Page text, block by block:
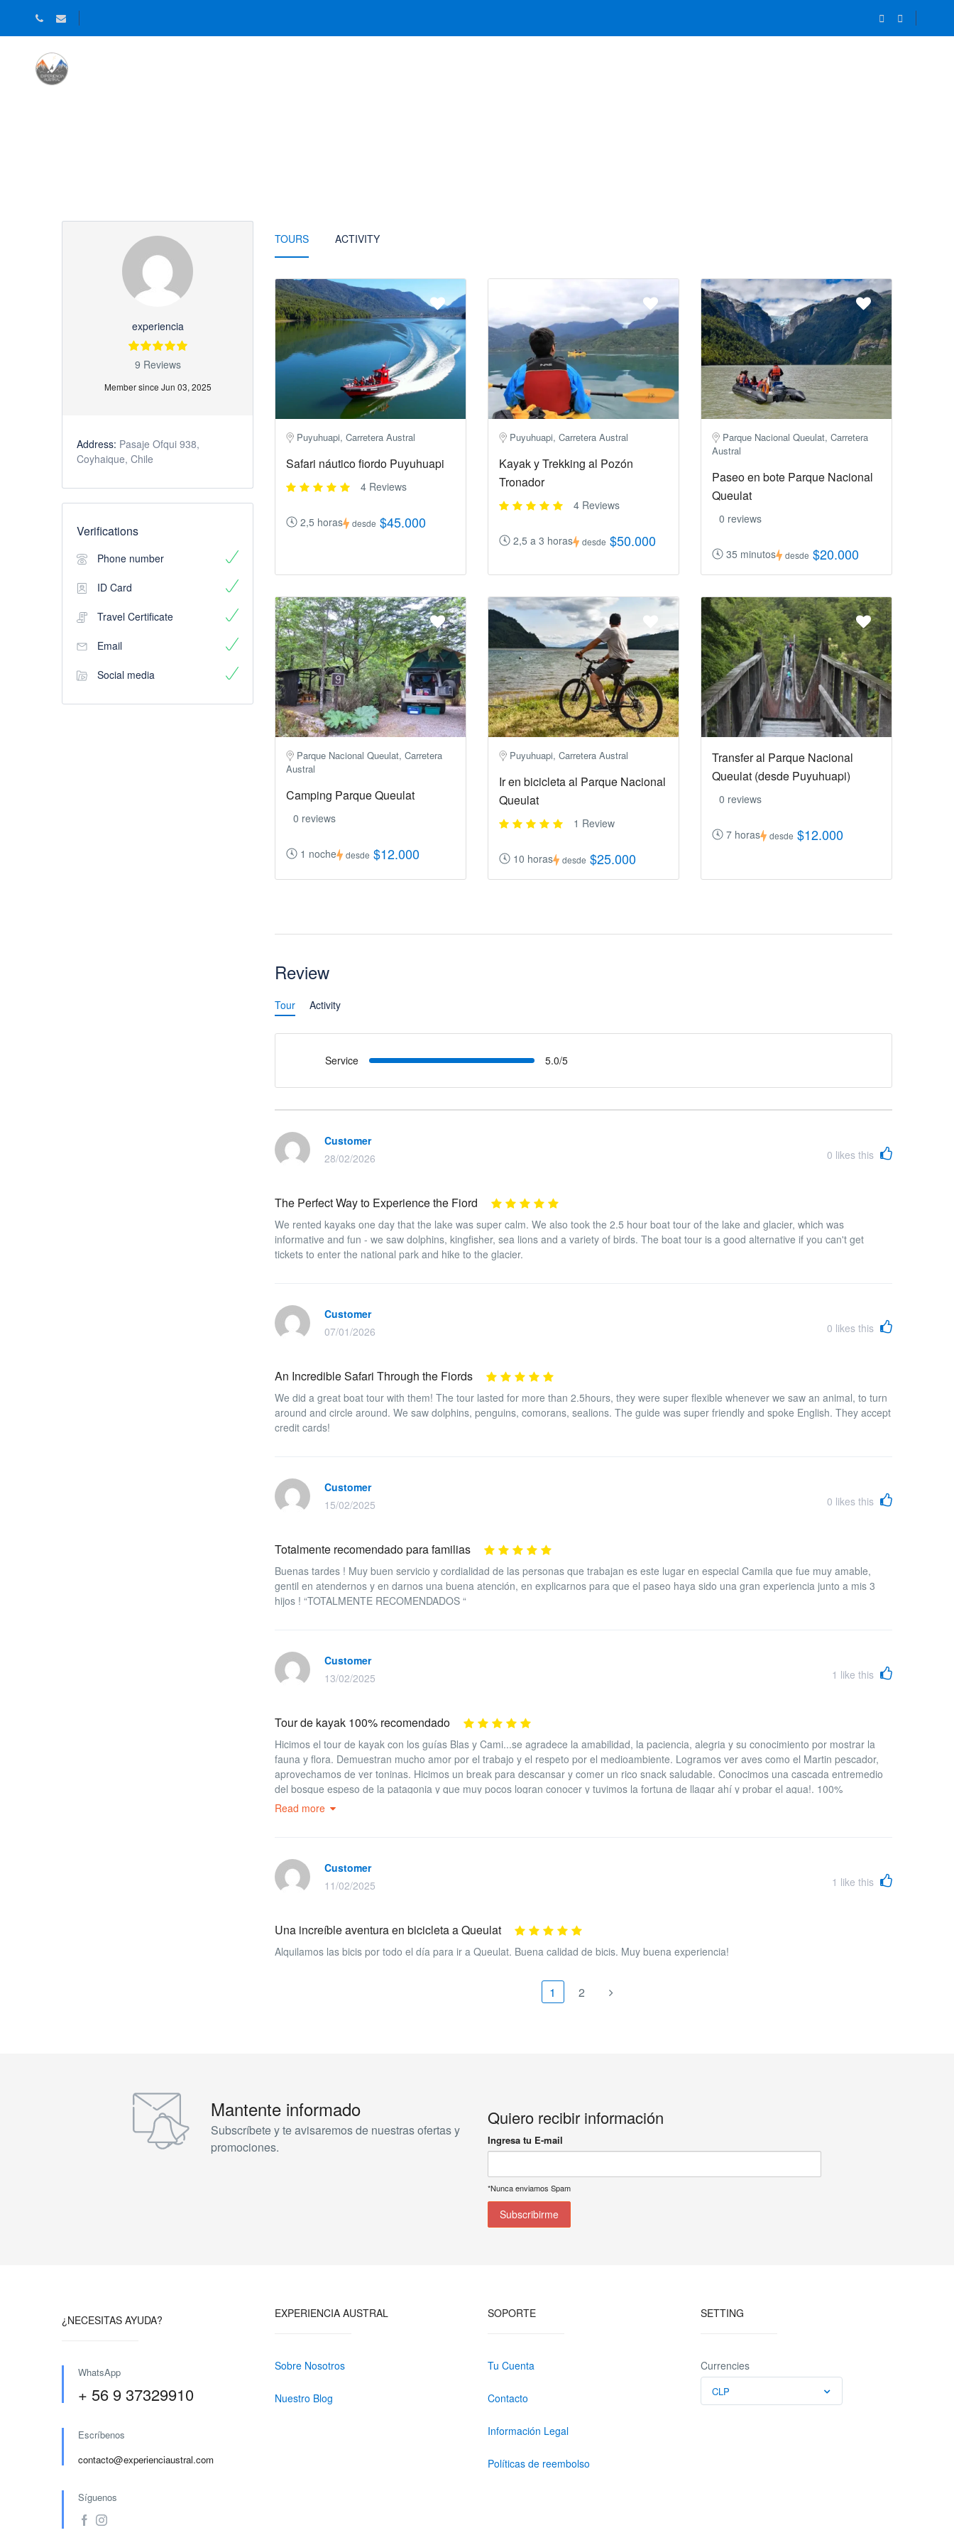
experiencia
9 Reviews
Member since Jun 03, 2025
Address: Pasaje Ofqui 938,
Coyhaique, Chile
Verifications
Phone number
ID Card
Travel Certificate
Email
Social media
TOURS ACTIVITY
Puyuhuapi, Carretera Austral
Safari náutico fiordo Puyuhuapi
4 Reviews
2,5 horas desde $45.000
Puyuhuapi, Carretera Austral
Kayak y Trekking al Pozón
Tronador
4 Reviews
2,5 a 3 horas desde $50.000
Parque Nacional Queulat, Carretera
Austral
Paseo en bote Parque Nacional
Queulat
0 reviews
35 minutos desde $20.000
Parque Nacional Queulat, Carretera
Austral
Camping Parque Queulat
0 reviews
1 noche desde $12.000
Puyuhuapi, Carretera Austral
Ir en bicicleta al Parque Nacional
Queulat
1 Review
10 horas desde $25.000
Transfer al Parque Nacional
Queulat (desde Puyuhuapi)
0 reviews
7 horas desde $12.000
Review
Tour Activity
Service 5.0/5
Customer
28/02/2026
0 likes this
The Perfect Way to Experience the Fiord
We rented kayaks one day that the lake was super calm. We also took the 2.5 hour boat tour of the lake and glacier, which was
informative and fun - we saw dolphins, kingfisher, sea lions and a variety of birds. The boat tour is a good alternative if you can't get
tickets to enter the national park and hike to the glacier.
Customer
07/01/2026
0 likes this
An Incredible Safari Through the Fiords
We did a great boat tour with them! The tour lasted for more than 2.5hours, they were super flexible whenever we saw an animal, to turn
around and circle around. We saw dolphins, penguins, comorans, sealions. The guide was super friendly and spoke English. They accept
credit cards!
Customer
15/02/2025
0 likes this
Totalmente recomendado para familias
Buenas tardes ! Muy buen servicio y cordialidad de las personas que trabajan es este lugar en especial Camila que fue muy amable,
gentil en atendernos y en darnos una buena atención, en explicarnos para que el paseo haya sido una gran experiencia junto a mis 3
hijos ! “TOTALMENTE RECOMENDADOS “
Customer
13/02/2025
1 like this
Tour de kayak 100% recomendado
Hicimos el tour de kayak con los guías Blas y Cami...se agradece la amabilidad, la paciencia, alegria y su conocimiento por mostrar la
fauna y flora. Demuestran mucho amor por el trabajo y el respeto por el medioambiente. Logramos ver aves como el Martin pescador,
aprovechamos de ver toninas. Hicimos un break para descansar y comer un rico snack saludable. Conocimos una cascada entremedio
del bosque espeso de la patagonia y que muy pocos logran conocer y tuvimos la fortuna de llagar ahí y probar el agua!. 100%
recomendado el tour. Gracias Cami y gracias Blas...se pasaron!!!! ;)
Read more
Customer
11/02/2025
1 like this
Una increíble aventura en bicicleta a Queulat
Alquilamos las bicis por todo el día para ir a Queulat. Buena calidad de bicis. Muy buena experiencia!
1 2
Mantente informado
Subscríbete y te avisaremos de nuestras ofertas y
promociones.
Quiero recibir información
Ingresa tu E-mail
*Nunca enviamos Spam
¿NECESITAS AYUDA?
WhatsApp
+ 56 9 37329910
Escríbenos
contacto@experienciaustral.com
Síguenos
EXPERIENCIA AUSTRAL
Sobre Nosotros
Nuestro Blog
SOPORTE
Tu Cuenta
Contacto
Información Legal
Políticas de reembolso
SETTING
Currencies
CLP